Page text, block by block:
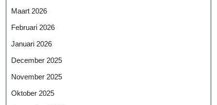
Maart 2026
Februari 2026
Januari 2026
December 2025
November 2025
Oktober 2025